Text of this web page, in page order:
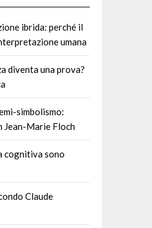
ibrida: perché il
umana
diventa una prova?
simbolismo:
Jean-Marie Floch
cognitiva sono
Claude